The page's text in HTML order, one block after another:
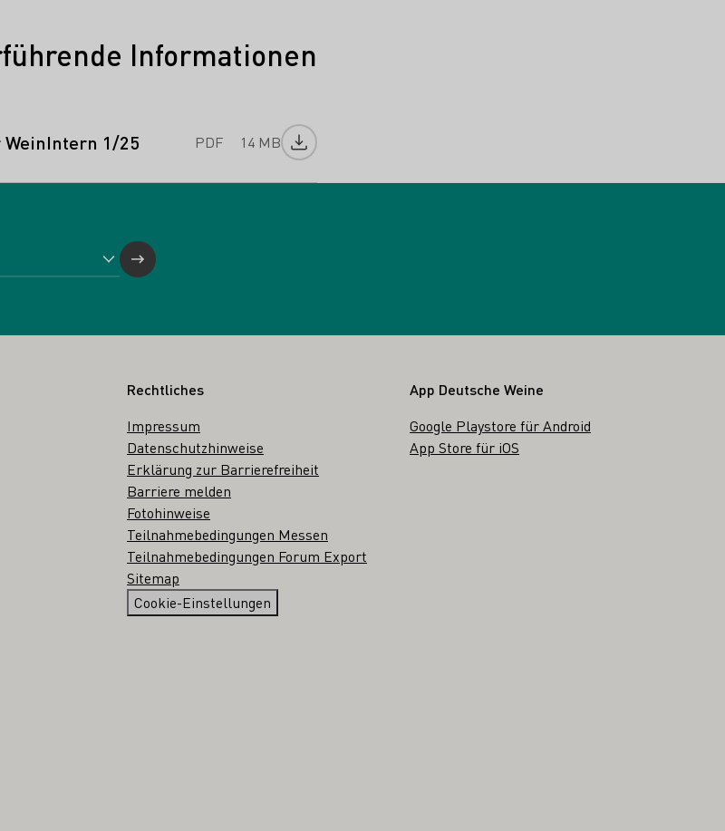
Informationen
WeinIntern 1/25 PDF 14 MB Datei herunterladen
Rechtliches
Impressum
Datenschutzhinweise
Erklärung zur Barrierefreiheit
Barriere melden
Fotohinweise
Teilnahmebedingungen Messen
Teilnahmebedingungen Forum Export
Sitemap
Cookie-Einstellungen
App Deutsche Weine
Google Playstore für Android
App Store für iOS